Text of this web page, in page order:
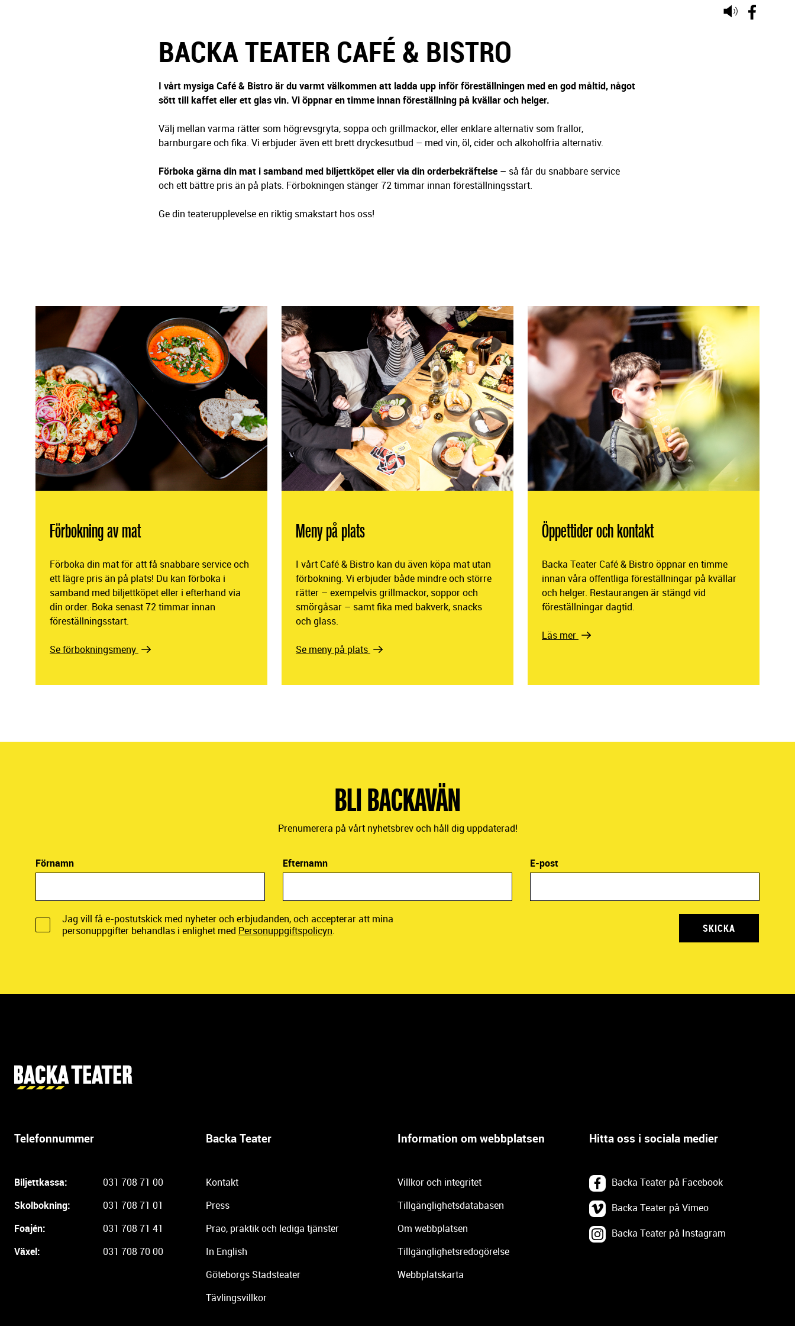
i
n
Lyssna
BACKA TEATER CAFÉ & BISTRO
I vårt mysiga Café & Bistro är du varmt välkommen att ladda upp inför föreställningen med en god måltid, något
sött till kaffet eller ett glas vin. Vi öppnar en timme innan föreställning på kvällar och helger.
Välj mellan varma rätter som högrevsgryta, soppa och grillmackor, eller enklare alternativ som frallor,
barnburgare och fika. Vi erbjuder även ett brett dryckesutbud – med vin, öl, cider och alkoholfria alternativ.
Förboka gärna din mat i samband med biljettköpeteller via din orderbekräftelse – så får du snabbare service
och ett bättre pris än på plats. Förbokningen stänger 72 timmar innan föreställningsstart.
Ge din teaterupplevelse en riktig smakstart hos oss!
Förbokning av mat
Förboka din mat för att få snabbare service och
ett lägre pris än på plats! Du kan förboka i
samband med biljettköpet eller i efterhand via
din order. Boka senast 72 timmar innan
föreställningsstart.
Se förbokningsmeny
Meny på plats
I vårt Café & Bistro kan du även köpa mat utan
förbokning. Vi erbjuder både mindre och större
rätter – exempelvis grillmackor, soppor och
smörgåsar – samt fika med bakverk, snacks
och glass.
Se meny på plats
Öppettider och kontakt
Backa Teater Café & Bistro öppnar en timme
innan våra offentliga föreställningar på kvällar
och helger. Restaurangen är stängd vid
föreställningar dagtid.
Läs mer
BLI BACKAVÄN
Prenumerera på vårt nyhetsbrev och håll dig uppdaterad!
Förnamn Efternamn E-post
Jag vill få e-postutskick med nyheter och erbjudanden, och accepterar att mina
personuppgifter behandlas i enlighet med Personuppgiftspolicyn. SKICKA
Telefonnummer
Biljettkassa:
031 708 71 00
Skolbokning:
031 708 71 01
Foajén:
031 708 71 41
Växel:
031 708 70 00
Backa Teater
Kontakt
Press
Prao, praktik och lediga tjänster
In English
Göteborgs Stadsteater
Tävlingsvillkor
Information om webbplatsen
Villkor och integritet
Tillgänglighetsdatabasen
Om webbplatsen
Tillgänglighetsredogörelse
Webbplatskarta
Hitta oss i sociala medier
Backa Teater på Facebook
Backa Teater på Vimeo
Backa Teater på Instagram